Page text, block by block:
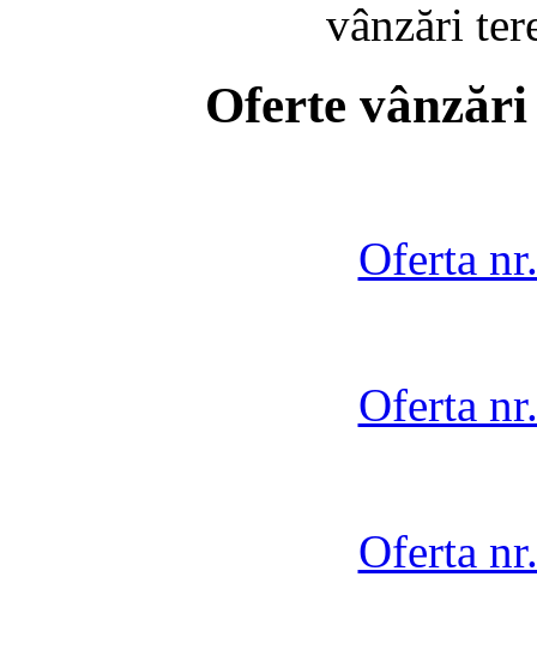
vânzări
Oferte
Oferta
Oferta
Oferta